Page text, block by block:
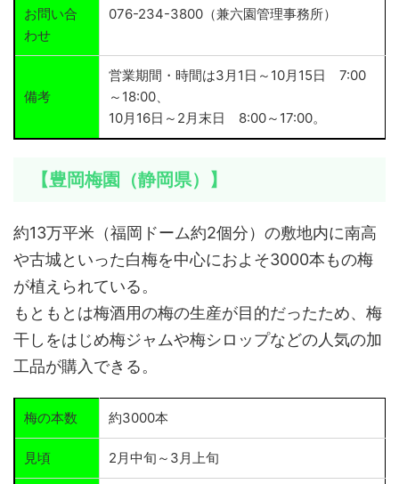
お問い合
わせ
076-234-3800（兼六園管理事務所）
備考
営業期間・時間は3月1日～10月15日 7:00
～18:00、
10月16日～2月末日 8:00～17:00。
【豊岡梅園（静岡県）】
約13万平米（福岡ドーム約2個分）の敷地内に南高
や古城といった白梅を中心におよそ3000本もの梅
が植えられている。
もともとは梅酒用の梅の生産が目的だったため、梅
干しをはじめ梅ジャムや梅シロップなどの人気の加
工品が購入できる。
梅の本数 約3000本
見頃 2月中旬～3月上旬